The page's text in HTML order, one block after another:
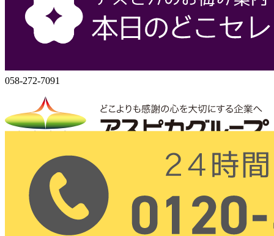
500-8357
岐阜県岐阜市六条大溝1丁目2‐3
058-272-7091
株式会社アスピカ
〒500-8357
岐阜県岐阜市六条大溝1丁目2‐3
（24時間 365日営業）